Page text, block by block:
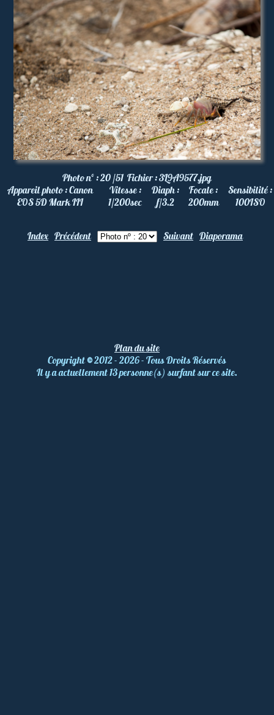
Photo nº :20 /51 Fichier :3L9A9577.jpg
Appareil photo :Canon
EOS 5D Mark III
Vitesse :
1/200sec
Diaph :
f/3.2
Focale :
200mm
Sensibilité :
100ISO
Index Précédent Suivant Diaporama
Plan du site
Copyright©2012 - 2026 - Tous Droits Réservés
Il y a actuellement 13 personne(s) surfant sur ce site.